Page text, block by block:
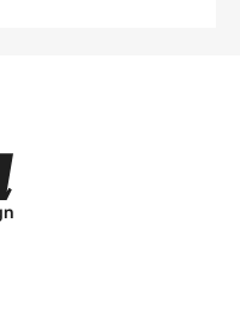
raqobatchilar
aktivlaridan
ham oʻz
deb yoza
yorliqni
emas. Muhimi
bilishda.
n